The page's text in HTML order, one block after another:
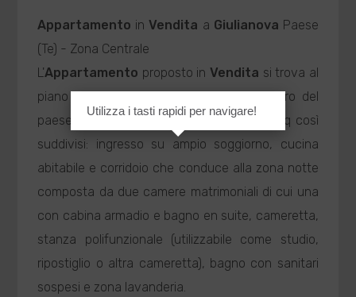
Appartamento in Vendita a Giulianova Paese
(Te) - Zona Centrale
L'Appartamento proposto in Vendita si trova al
piano terra di un condominio sito al centro del
paese. La superficie totale è di circa 156 mq così
suddivisi: ingresso su ampio soggiorno, cucina
abitabile e corridoio che conduce alla zona notte
composta da due camere matrimoniali di cui una
con cabina armadio e bagno en suite, cameretta,
stanza polifunzionale (utilizzabile come studio,
ripostiglio o altra cameretta), bagno con sanitari
sospesi e zona lavanderia.
Utilizza i tasti rapidi per navigare!